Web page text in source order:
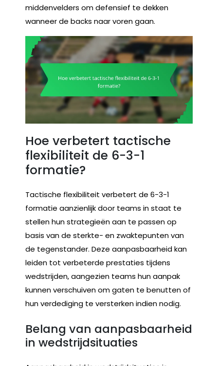
middenvelders om defensief te dekken
wanneer de backs naar voren gaan.
Hoe verbetert tactische
flexibiliteit de 6-3-1
formatie?
Tactische flexibiliteit verbetert de 6-3-1
formatie aanzienlijk door teams in staat te
stellen hun strategieën aan te passen op
basis van de sterkte- en zwaktepunten van
de tegenstander. Deze aanpasbaarheid kan
leiden tot verbeterde prestaties tijdens
wedstrijden, aangezien teams hun aanpak
kunnen verschuiven om gaten te benutten of
hun verdediging te versterken indien nodig.
Belang van aanpasbaarheid
in wedstrijdsituaties